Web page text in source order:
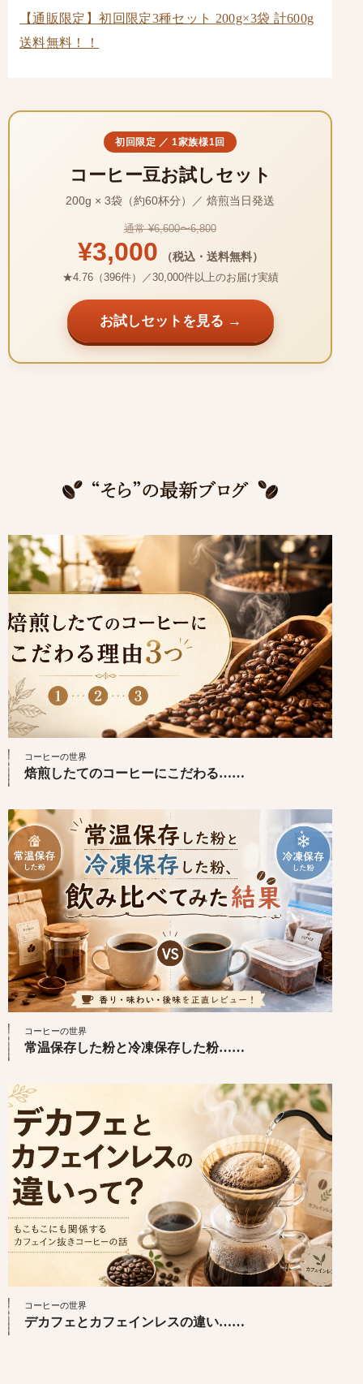
【通販限定】初回限定3種セット 200g×3袋 計600g
送料無料！！
初回限定 ／ 1家族様1回
コーヒー豆お試しセット
200g × 3袋（約60杯分）／ 焙煎当日発送
通常 ¥6,600〜6,800
¥3,000 （税込・送料無料）
★4.76（396件）／30,000件以上のお届け実績
お試しセットを見る →
コーヒーの世界
焙煎したてのコーヒーにこだわる……
コーヒーの世界
常温保存した粉と冷凍保存した粉……
コーヒーの世界
デカフェとカフェインレスの違い……